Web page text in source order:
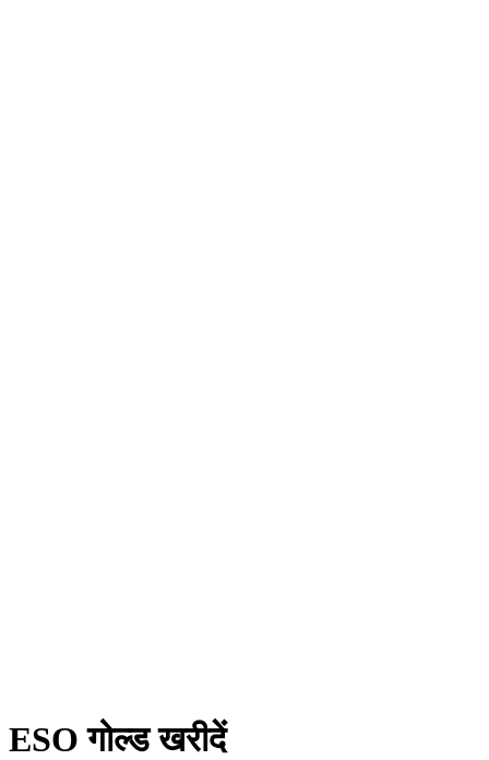
ESO गोल्ड खरीदें